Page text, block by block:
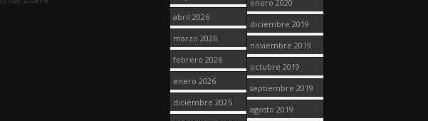
abril 2026
marzo 2026
febrero 2026
enero 2026
diciembre 2025
enero 2020
diciembre 2019
noviembre 2019
octubre 2019
septiembre 2019
agosto 2019